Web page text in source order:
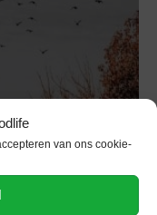
van ons cookie-